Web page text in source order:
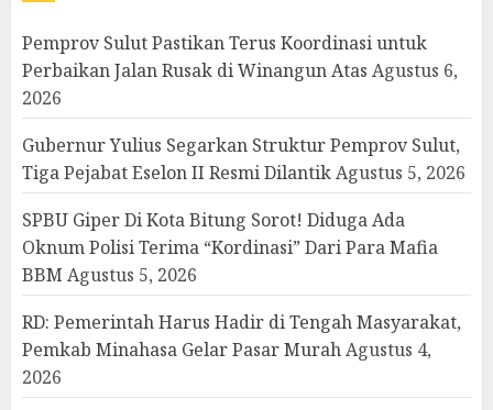
Pemprov Sulut Pastikan Terus Koordinasi untuk
Perbaikan Jalan Rusak di Winangun Atas Agustus 6,
2026
Gubernur Yulius Segarkan Struktur Pemprov Sulut,
Tiga Pejabat Eselon II Resmi DilantikAgustus 5, 2026
SPBU Giper Di Kota Bitung Sorot! Diduga Ada
Oknum Polisi Terima “Kordinasi” Dari Para Mafia
BBM Agustus 5, 2026
RD: Pemerintah Harus Hadir di Tengah Masyarakat,
Pemkab Minahasa Gelar Pasar MurahAgustus 4,
2026